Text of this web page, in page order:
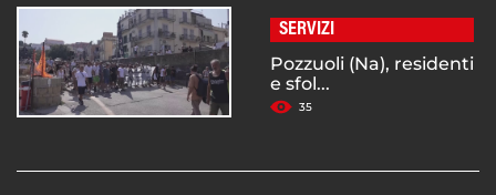
SERVIZI
Pozzuoli (Na), residenti
e sfol...
35